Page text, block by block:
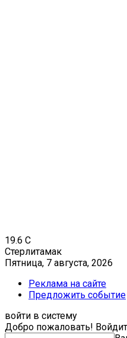
19.6 C
Стерлитамак
Пятница, 7 августа, 2026
Реклама на сайте
Предложить событие
войти в систему
Добро пожаловать!